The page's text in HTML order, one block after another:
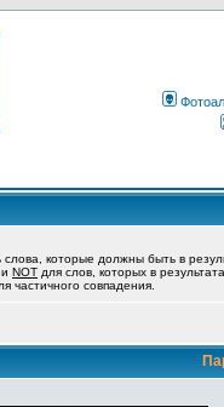
слова, которые должны быть в
NOT для слов, которых в
частичного совпадения.